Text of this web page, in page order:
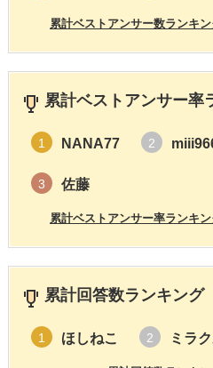
累計ベストアンサー数ランキ
累計ベストアンサー率
1 NANA77 2
3 佐藤
累計ベストアンサー率ランキ
累計回答数ランキング
1 ほしねこ 2 ミラ